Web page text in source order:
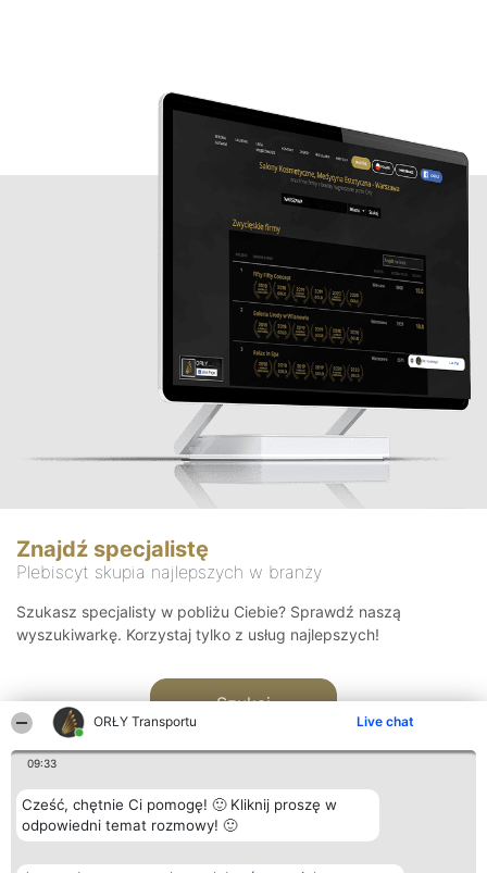
ORŁY Transportu Live chat
09:33
Cześć, chętnie Ci pomogę! 🙂 Kliknij proszę w
odpowiedni temat rozmowy! 🙂
Znajdź specjalistę
Plebiscyt skupia najlepszych w branży
Szukasz specjalisty w pobliżu Ciebie? Sprawdź naszą
wyszukiwarkę. Korzystaj tylko z usług najlepszych!
Szukaj
Organizator plebiscytu Plebiscyt Kontakt